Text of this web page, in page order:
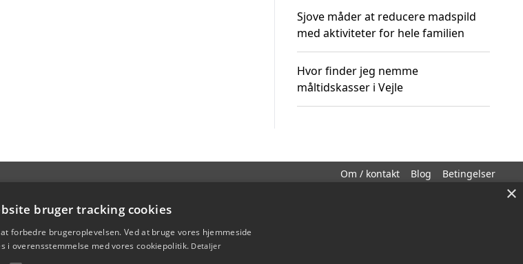
Sjove måder at reducere madspild
med aktiviteter for hele familien
Hvor finder jeg nemme
måltidskasser i Vejle
Om / kontakt Blog Betingelser
×
bruger tracking cookies
forbedre brugeroplevelsen. Ved at bruge vores hjemmeside
i overensstemmelse med vores cookiepolitik. Detaljer